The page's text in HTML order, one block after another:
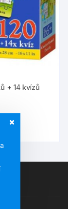
+ 14 kvízů